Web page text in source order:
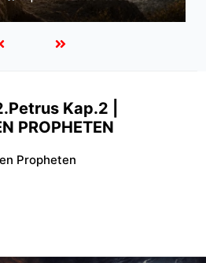
Kap.2 |
PROPHETEN
Propheten